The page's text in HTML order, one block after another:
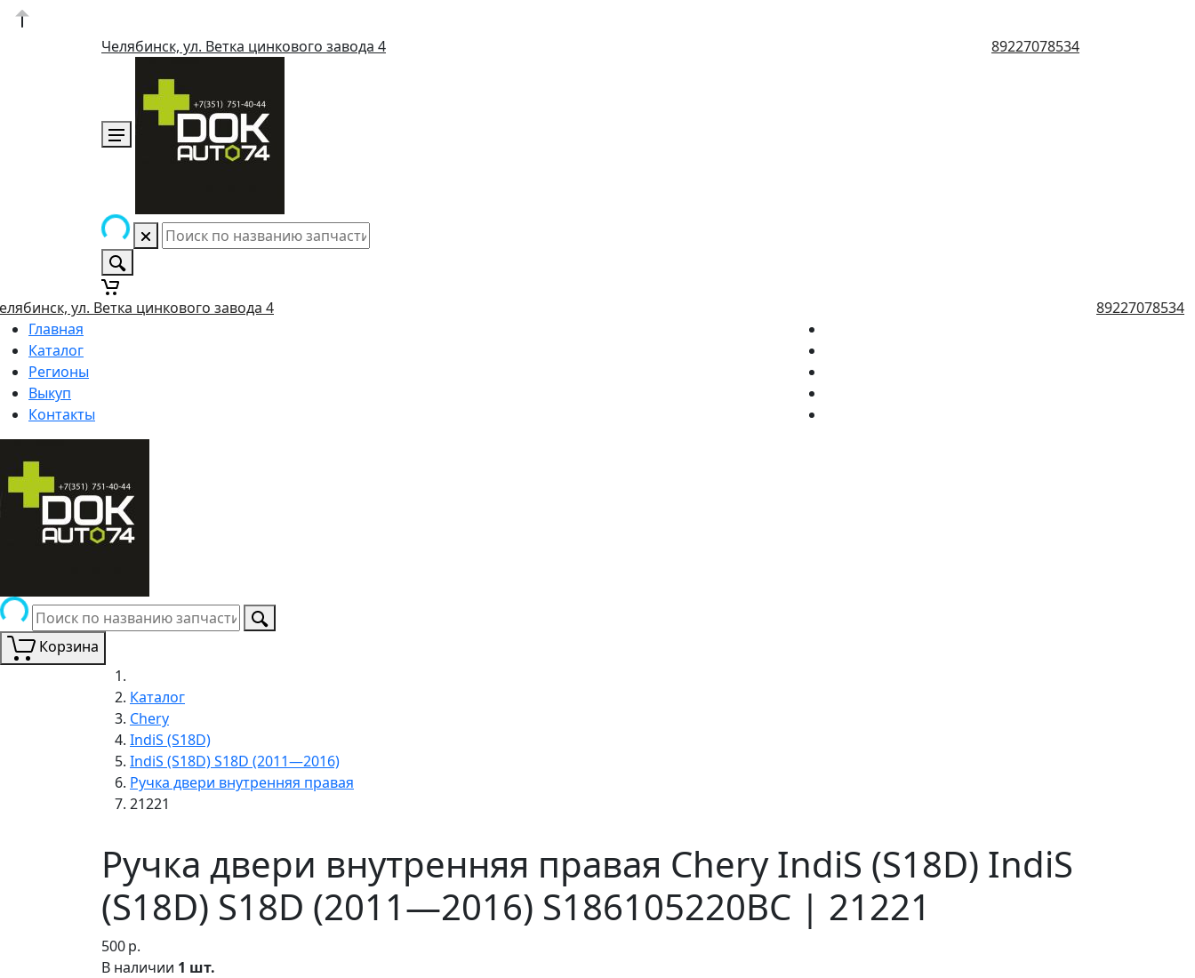
Челябинск, ул. Ветка цинкового завода 4 89227078534
ул. Ветка цинкового завода 4
89227078534
Главная
Каталог
Регионы
Выкуп
Контакты
Корзина
Каталог
Chery
IndiS (S18D)
IndiS (S18D) S18D (2011—2016)
Ручка двери внутренняя правая
21221
Ручка двери внутренняя правая Chery IndiS (S18D) IndiS
(S18D) S18D (2011—2016) S186105220BC | 21221
500р.
В наличии 1 шт.